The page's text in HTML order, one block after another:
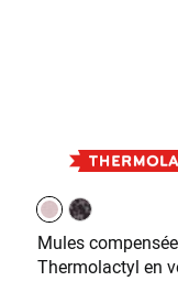
Mules
Thermolactyl en